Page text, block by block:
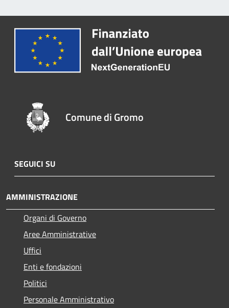
Comune di Gromo
SEGUICI SU
AMMINISTRAZIONE
Organi di Governo
Aree Amministrative
Uffici
Enti e fondazioni
Politici
Personale Amministrativo